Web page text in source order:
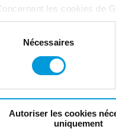
les cookies de
de Google
votre consentement
Nécessaires
Autoriser les cookies
uniquement